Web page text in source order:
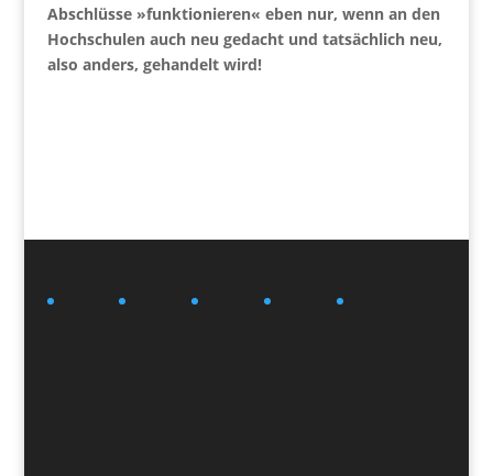
Abschlüsse »funktionieren« eben nur, wenn an den
Hochschulen auch neu gedacht und tatsächlich neu,
also anders, gehandelt wird!